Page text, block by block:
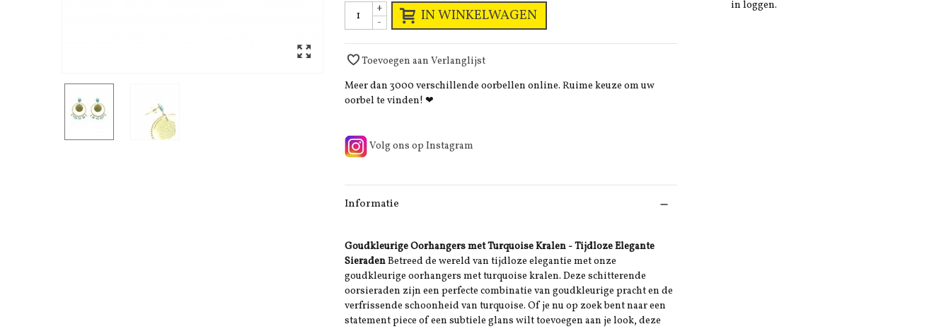
-
+ IN WINKELWAGEN
Toevoegen aan Verlanglijst
Meer dan 3000 verschillende oorbellen online. Ruime keuze om uw
oorbel te vinden! ❤
Volg ons op Instagram
Informatie
Goudkleurige Oorhangers met Turquoise Kralen - Tijdloze Elegante
SieradenBetreed de wereld van tijdloze elegantie met onze
goudkleurige oorhangers met turquoise kralen. Deze schitterende
oorsieraden zijn een perfecte combinatie van goudkleurige pracht en de
verfrissende schoonheid van turquoise. Of je nu op zoek bent naar een
statement piece of een subtiele glans wilt toevoegen aan je look, deze
in loggen.